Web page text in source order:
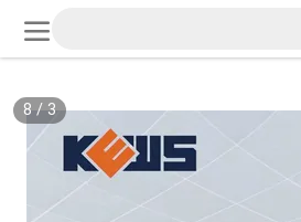
3
/
8